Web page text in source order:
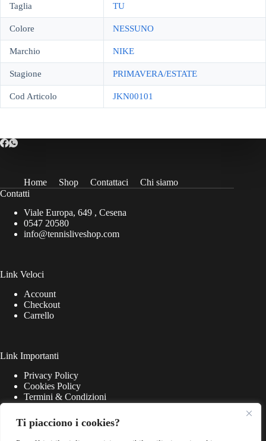
Ti piacciono i cookies?
Taglia TU
Colore NESSUNO
Marchio NIKE
Stagione PRIMAVERA/ESTATE
Cod Articolo JKN00101
Home Shop Contattaci
Chi siamo
Contatti
Viale Europa, 649 , Cesena
0547 20580
info@tennisliveshop.com
Link Veloci
Account
Checkout
Carrello
Link Importanti
Privacy Policy
Cookies Policy
Termini & Condizioni